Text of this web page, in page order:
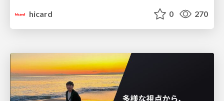
hicard
0 270